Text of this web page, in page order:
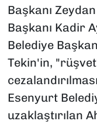
Başkanı
Başkanı Kadir
Belediye
Tekin'in,
Esenyurt
uzaklaştırılan